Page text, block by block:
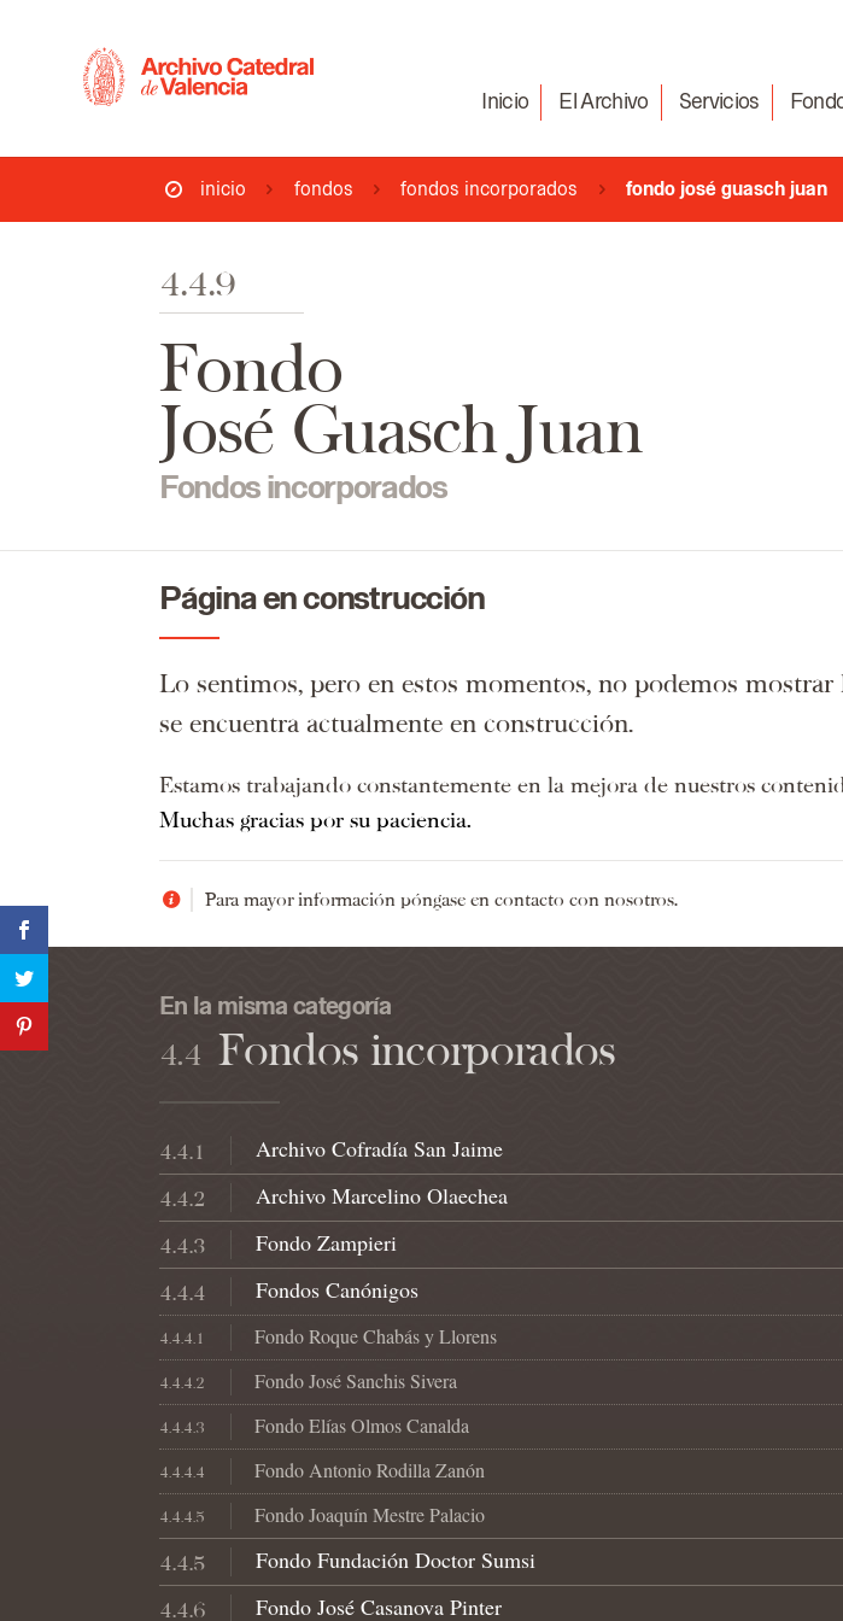
Inicio El Archivo Servicios
inicio fondos fondos incorporados fondo josé guasch juan
4.4.9
Fondo
José Guasch Juan
Fondos incorporados
Página en construcción
Lo sentimos, pero en estos momentos, no podemos
se encuentra actualmente en construcción.
Estamos trabajando constantemente en la mejora de nuestros
Muchas gracias por su paciencia.
Para mayor información póngase en contacto con nosotros.
En la misma categoría
4.4 Fondos incorporados
4.4.1 Archivo Cofradía San Jaime
4.4.2 Archivo Marcelino Olaechea
4.4.3 Fondo Zampieri
4.4.4 Fondos Canónigos
4.4.4.1 Fondo Roque Chabás y Llorens
4.4.4.2 Fondo José Sanchis Sivera
4.4.4.3 Fondo Elías Olmos Canalda
4.4.4.4 Fondo Antonio Rodilla Zanón
4.4.4.5
Fondo Joaquín Mestre Palacio
4.4.5
Fondo Fundación Doctor Sumsi
4.4.6 Fondo José Casanova Pinter